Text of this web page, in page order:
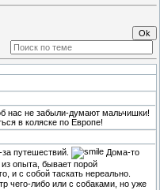
нас не забыли-думают мальчишки!
в коляске по Европе!
путешествий.
Дома-то
опыта, бывает порой
и с собой таскать нереально.
чего-либо или с собаками, но уже